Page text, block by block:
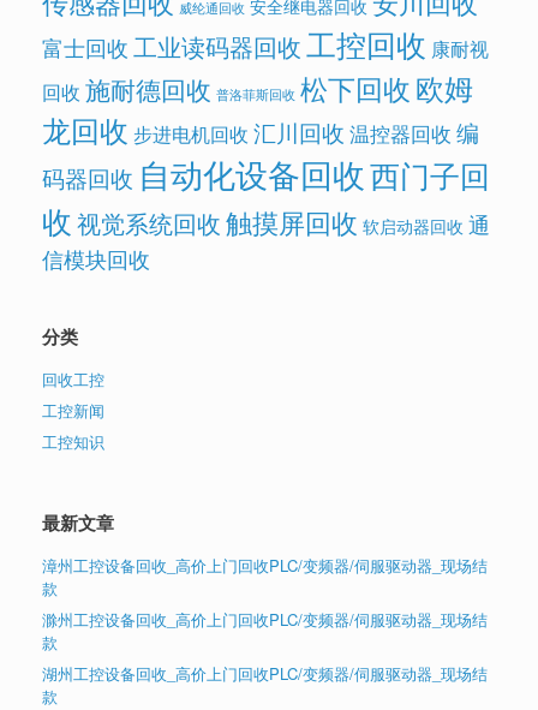
威纶通回收 安全继电器回收
富士回收工业读码器回收工控回收 康耐视
回收 施耐德回收 普洛菲斯回收 松下回收欧姆
龙回收 步进电机回收 汇川回收 温控器回收 编
码器回收 自动化设备回收西门子回
收视觉系统回收触摸屏回收 软启动器回收 通
信模块回收
分类
回收工控
工控新闻
工控知识
最新文章
漳州工控设备回收_高价上门回收PLC/变频器/伺服驱动器_现场结
款
滁州工控设备回收_高价上门回收PLC/变频器/伺服驱动器_现场结
款
湖州工控设备回收_高价上门回收PLC/变频器/伺服驱动器_现场结
款